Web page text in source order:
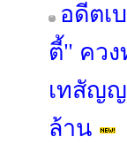
อดีตเ
ตี้" คว
เทสัญญ
ล้าน